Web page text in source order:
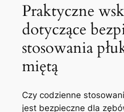
Praktyczne
dotyczące
stosowania
miętą
Czy codzienne
jest bezpieczne dla